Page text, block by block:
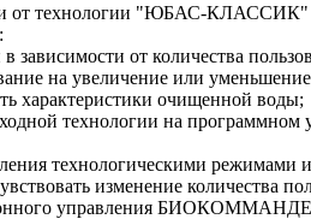
от технологии "ЮБАС-КЛАССИК"
зависимости от количества
на увеличение или
характеристики очищенной воды;
технологии на программном
технологическими
изменение количества
управления